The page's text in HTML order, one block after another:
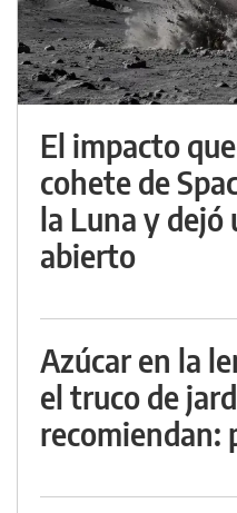
El impacto
cohete de
la Luna y
abierto
Azúcar en la
el truco de
recomiendan: